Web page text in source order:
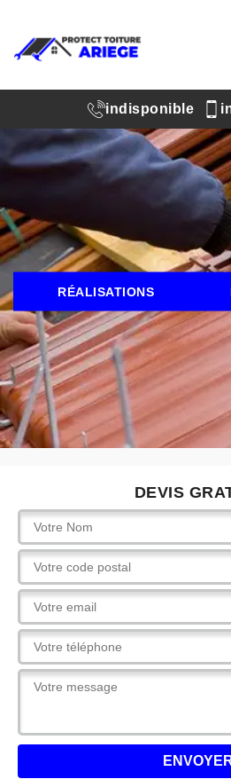
indisponible
RÉALISATIONS
DEVIS